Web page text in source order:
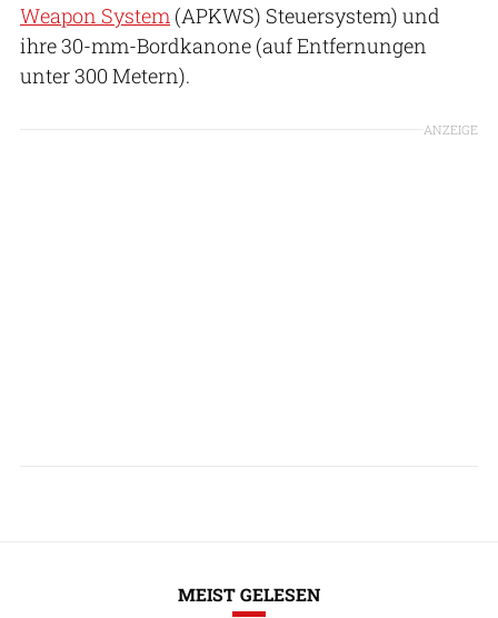
Weapon System (APKWS) Steuersystem) und
ihre 30-mm-Bordkanone (auf Entfernungen
unter 300 Metern).
ANZEIGE
MEIST GELESEN